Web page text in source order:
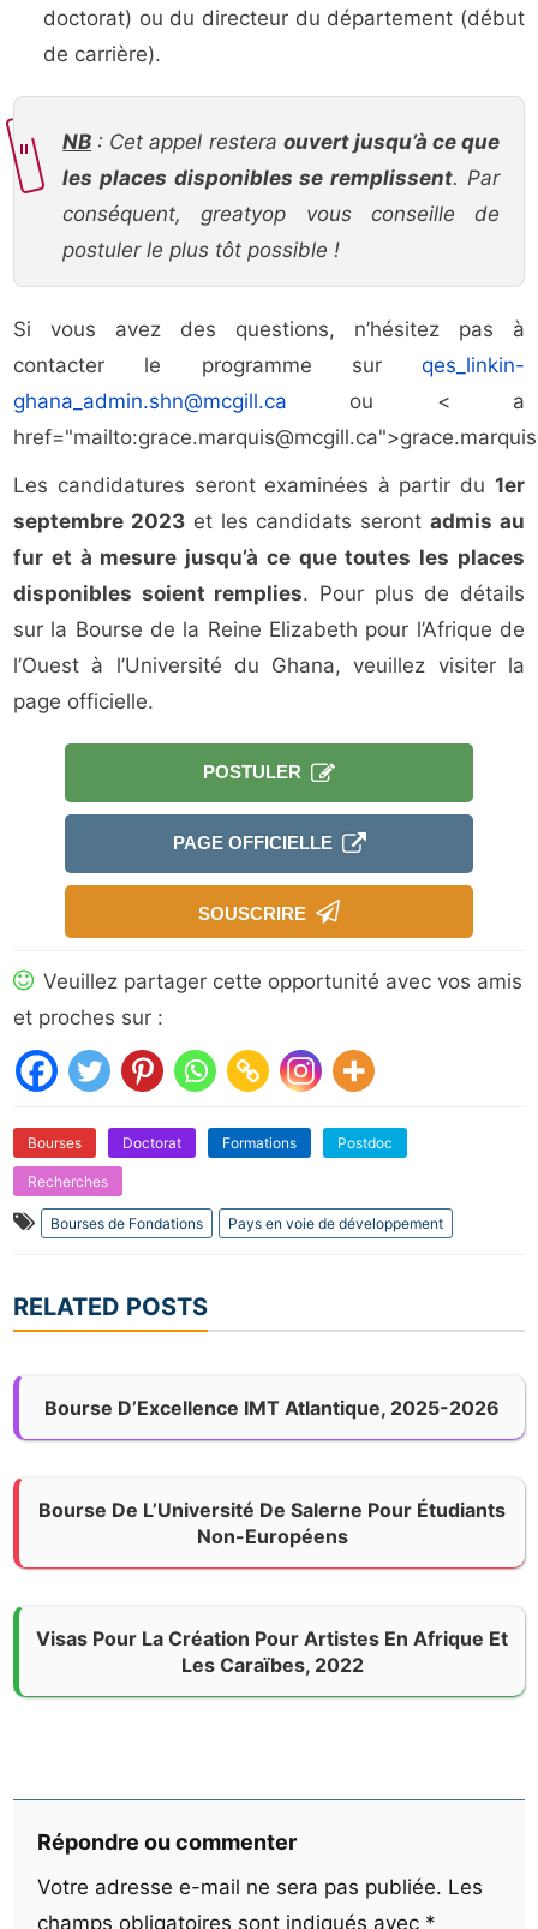
doctorat) ou du directeur du département (début
de carrière).
NB : Cet appel restera ouvert jusqu’à ce que
les places disponibles se remplissent. Par
conséquent, greatyop vous conseille de
postuler le plus tôt possible !
Si vous avez des questions, n’hésitez pas à
contacter le programme sur qes_linkin-
ghana_admin.shn@mcgill.ca ou < a
href="mailto:grace.marquis@mcgill.ca">
Les candidatures seront examinées à partir du 1er
septembre 2023 et les candidats serontadmis au
fur et à mesure jusqu’à ce que toutes les places
disponibles soient remplies. Pour plus de détails
sur la Bourse de la Reine Elizabeth pour l’Afrique de
l’Ouest à l’Université du Ghana, veuillez visiter la
page officielle.
POSTULER
PAGE OFFICIELLE
SOUSCRIRE
Veuillez partager cette opportunité avec vos amis
et proches sur :
Bourses Doctorat Formations Postdoc
Recherches
Bourses de Fondations Pays en voie de développement
RELATED POSTS
Bourse D’Excellence IMT Atlantique, 2025-2026
Bourse De L’Université De Salerne Pour Étudiants
Non-Européens
Visas Pour La Création Pour Artistes En Afrique Et
Les Caraïbes, 2022
Répondre ou commenter
Votre adresse e-mail ne sera pas publiée. Les
champs obligatoires sont indiqués avec *